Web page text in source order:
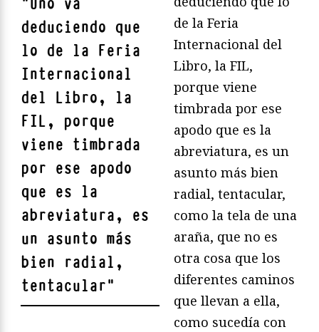
deduciendo que
lo de la Feria
Internacional
del Libro, la
FIL, porque
viene timbrada
por ese apodo
que es la
abreviatura, es
un asunto más
bien radial,
tentacular"
de la Feria
Internacional del
Libro, la FIL,
porque viene
timbrada por ese
apodo que es la
abreviatura, es un
asunto más bien
radial, tentacular,
como la tela de una
araña, que no es
otra cosa que los
diferentes caminos
que llevan a ella,
como sucedía con